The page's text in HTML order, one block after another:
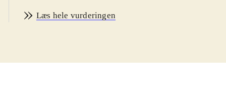
One Direction, Selena Gomez, Lionel
kan man købe flere sange, og
Læs hele vurderingen